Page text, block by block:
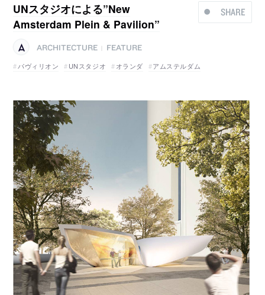
SHARE
UNスタジオによる”New
Amsterdam Plein & Pavilion”
ARCHITECTURE
FEATURE
パヴィリオン
UNスタジオ オランダ アムステルダム